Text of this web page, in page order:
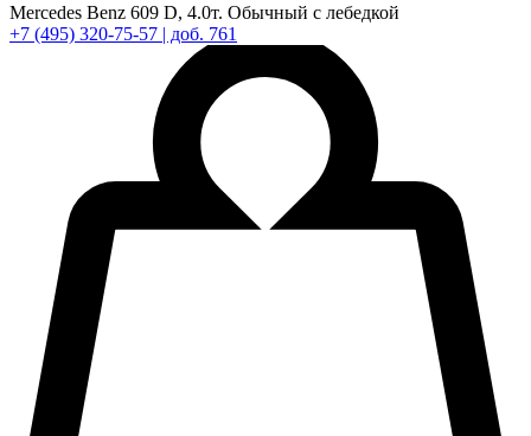
Mercedes Benz 609 D, 4.0т. Обычный с лебедкой
+7 (495) 320-75-57 | доб. 761